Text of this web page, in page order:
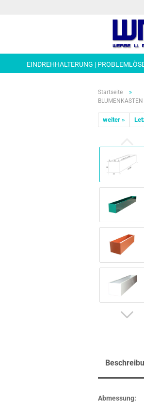
EINDREHHALTERUNG |
Startseite »
weiter »
Abmessung: